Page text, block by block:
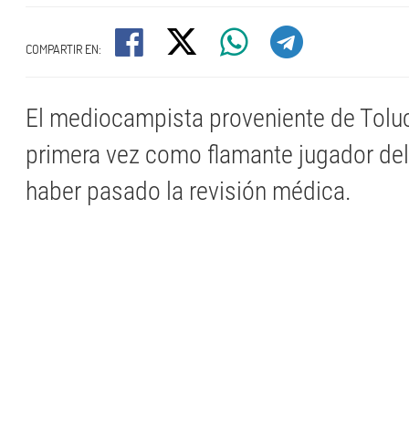
COMPARTIR EN:
El mediocampista proveniente de
primera vez como flamante jugador
haber pasado la revisión médica.